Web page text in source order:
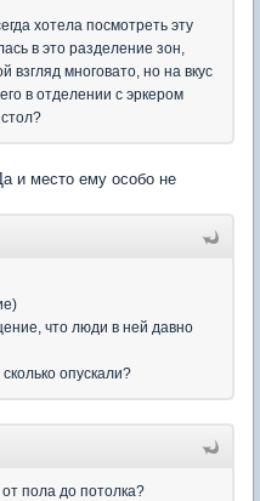
хотела посмотреть эту
в это разделение зон,
взгляд многовато, но на вкус
в отделении с эркером
и место ему особо не
что люди в ней давно
опускали?
от пола до потолка?